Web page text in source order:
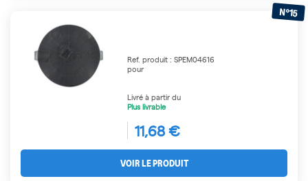
N°15
Ref. produit : SPEM04616
pour
Livré à partir du
Plus livrable
11,68 €
VOIR LE PRODUIT